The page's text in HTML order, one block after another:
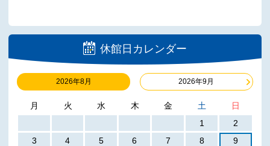
休館日カレンダー
2026年8月 2026年9月
月 火 水 木 金 土
日
1
2
3
4 5 6 7 8
9